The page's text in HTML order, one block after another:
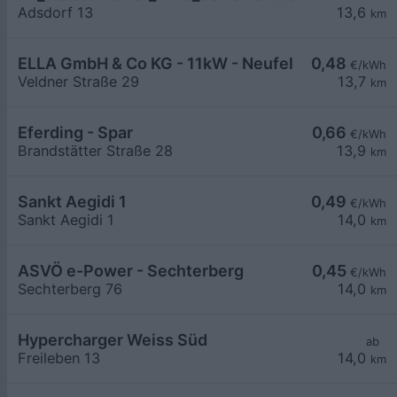
13,6 km
Adsdorf 13
0,48 €/kWh
13,7 km
ELLA GmbH & Co KG - 11kW - Neufelden - TDZ
Veldner Straße 29
0,66 €/kWh
13,9 km
Eferding - Spar
Brandstätter Straße 28
0,49 €/kWh
14,0 km
Sankt Aegidi 1
Sankt Aegidi 1
0,45 €/kWh
14,0 km
ASVÖ e-Power - Sechterberg
Sechterberg 76
ab
14,0 km
Hypercharger Weiss Süd
Freileben 13